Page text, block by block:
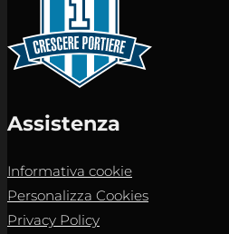
Assistenza
Informativa cookie
Personalizza Cookies
Privacy Policy